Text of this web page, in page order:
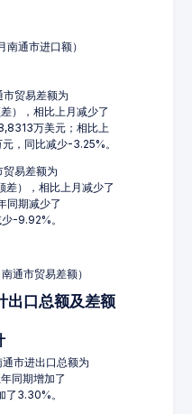
南通市进口额）
贸易差额为
），相比上月减少了
万美元；相比上
，同比减少-3.25%。
易差额为
），相比上月减少了
同期减少了
-9.92%。
通市贸易差额）
出口总额及差额
市进出口总额为
同期增加了
了3.30%。